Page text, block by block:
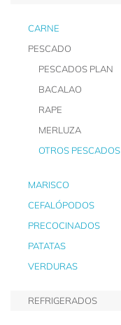
CARNE
PESCADO
PESCADOS PLAN
BACALAO
RAPE
MERLUZA
OTROS PESCADOS
MARISCO
CEFALÓPODOS
PRECOCINADOS
PATATAS
VERDURAS
REFRIGERADOS